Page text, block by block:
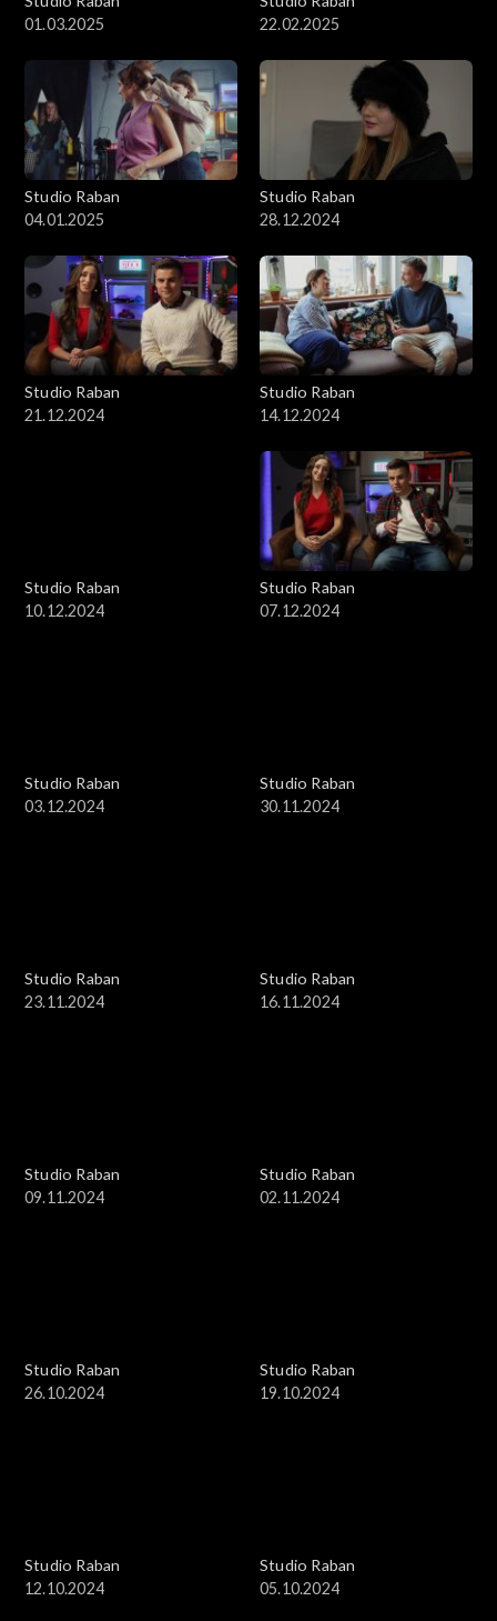
01.03.2025
22.02.2025
Studio Raban
04.01.2025
Studio Raban
28.12.2024
Studio Raban
21.12.2024
Studio Raban
14.12.2024
Studio Raban
10.12.2024
Studio Raban
07.12.2024
Studio Raban
03.12.2024
Studio Raban
30.11.2024
Studio Raban
23.11.2024
Studio Raban
16.11.2024
Studio Raban
09.11.2024
Studio Raban
02.11.2024
Studio Raban
26.10.2024
Studio Raban
19.10.2024
Studio Raban
12.10.2024
Studio Raban
05.10.2024